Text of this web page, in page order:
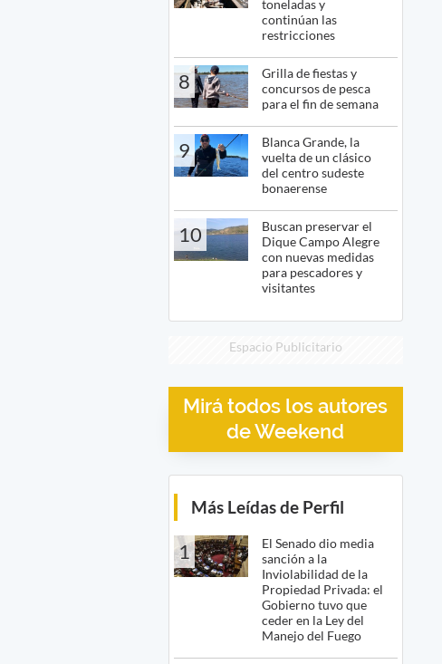
toneladas y
continúan las
restricciones
8
Grilla de fiestas y
concursos de pesca
para el fin de semana
9
Blanca Grande, la
vuelta de un clásico
del centro sudeste
bonaerense
10
Buscan preservar el
Dique Campo Alegre
con nuevas medidas
para pescadores y
visitantes
Espacio Publicitario
Mirá todos los autores
de Weekend
Más Leídas de Perfil
1
El Senado dio media
sanción a la
Inviolabilidad de la
Propiedad Privada: el
Gobierno tuvo que
ceder en la Ley del
Manejo del Fuego